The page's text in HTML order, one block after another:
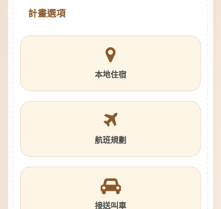
計畫選項
本地住宿
航班規劃
接送叫車